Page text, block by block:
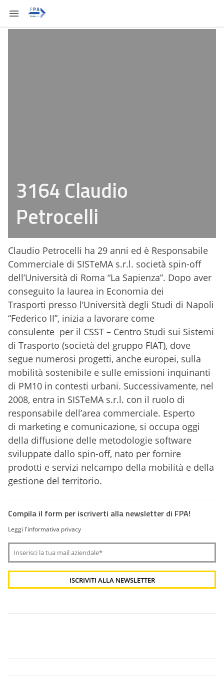
3164 Claudio
Petrocelli
Claudio Petrocelli ha 29 anni ed è Responsabile
Commerciale di SISTeMA s.r.l. società spin-off
dell’Università di Roma “La Sapienza”. Dopo aver
conseguito la laurea in Economia dei
Trasporti presso l’Università degli Studi di Napoli
“Federico II”, inizia a lavorare come
consulente per il CSST – Centro Studi sui Sistemi
di Trasporto (società del gruppo FIAT), dove
segue numerosi progetti, anche europei, sulla
mobilità sostenibile e sulle emissioni inquinanti
di PM10 in contesti urbani. Successivamente, nel
2008, entra in SISTeMA s.r.l. con il ruolo di
responsabile dell’area commerciale. Esperto
di marketing e comunicazione, si occupa oggi
della diffusione delle metodologie software
sviluppate dallo spin-off, nato per fornire
prodotti e servizi nelcampo della mobilità e della
gestione del territorio.
Compila il form per iscriverti alla newsletter di FPA!
Leggi l'informativa privacy